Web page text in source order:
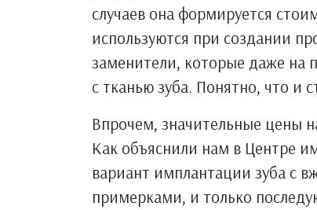
случаев она формируется
используются при создании
заменители, которые даже на
с тканью зуба. Понятно, что и
Впрочем, значительные цены
Как объяснили нам в Центре
вариант имплантации зуба с
примерками, и только